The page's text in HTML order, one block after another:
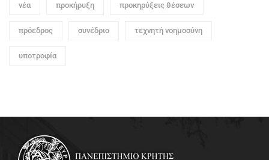
νέα προκήρυξη προκηρύξεις θέσεων
πρόεδρος συνέδριο τεχνητή νοημοσύνη
υποτροφία